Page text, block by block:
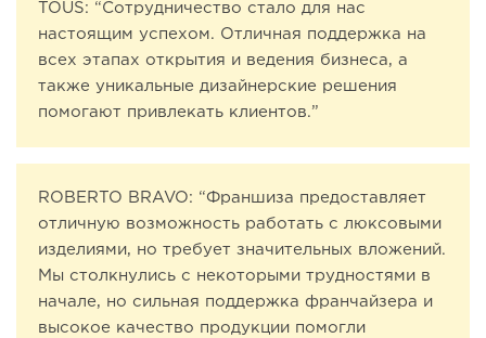
TOUS: “Сотрудничество стало для нас
настоящим успехом. Отличная поддержка на
всех этапах открытия и ведения бизнеса, а
также уникальные дизайнерские решения
помогают привлекать клиентов.”
ROBERTO BRAVO: “Франшиза предоставляет
отличную возможность работать с люксовыми
изделиями, но требует значительных вложений.
Мы столкнулись с некоторыми трудностями в
начале, но сильная поддержка франчайзера и
высокое качество продукции помогли